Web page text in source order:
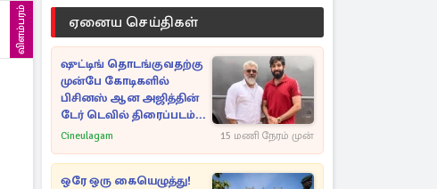
விளம்பரம் ஏனைய செய்திகள்
ஷுட்டிங் தொடங்குவதற்கு
முன்பே கோடிகளில்
பிசினஸ் ஆன அஜித்தின்
டேர் டெவில் திரைப்படம்...
Cineulagam 15 மணி நேரம் முன்
ஒரே ஒரு கையெழுத்து!